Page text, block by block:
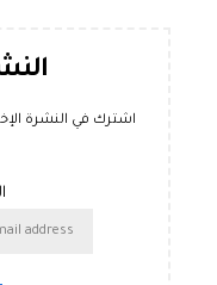
اشترك في النشرة